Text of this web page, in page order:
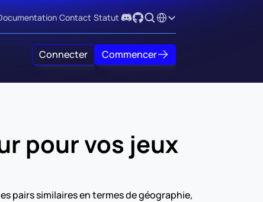
Contact Statut Select Language
Connecter Commencer
pour vos jeux
pairs similaires en termes de géographie,